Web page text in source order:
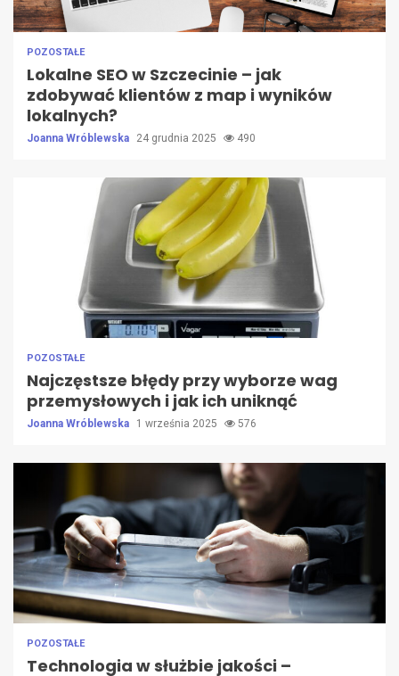
POZOSTAŁE
Lokalne SEO w Szczecinie – jak
zdobywać klientów z map i wyników
lokalnych?
Joanna Wróblewska 24 grudnia 2025 490
POZOSTAŁE
Najczęstsze błędy przy wyborze wag
przemysłowych i jak ich uniknąć
Joanna Wróblewska 1 września 2025 576
POZOSTAŁE
Technologia w służbie jakości –